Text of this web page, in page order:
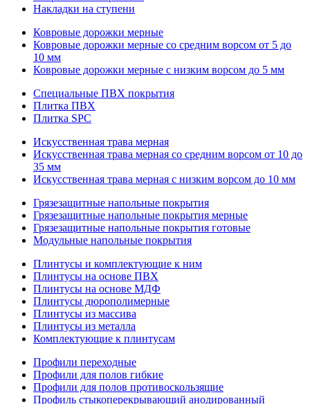
Накладки на ступени
Ковровые дорожки мерные
Ковровые дорожки мерные со средним ворсом от 5 до
10 мм
Ковровые дорожки мерные с низким ворсом до 5 мм
Специальные ПВХ покрытия
Плитка ПВХ
Плитка SPC
Искуccтвенная трава мерная
Искусственная трава мерная со средним ворсом от 10 до
35 мм
Искусственная трава мерная с низким ворсом до 10 мм
Грязезащитные напольные покрытия
Грязезащитные напольные покрытия мерные
Грязезащитные напольные покрытия готовые
Модульные напольные покрытия
Плинтусы и комплектующие к ним
Плинтусы на основе ПВХ
Плинтусы на основе МДФ
Плинтусы дюрополимерные
Плинтусы из массива
Плинтусы из металла
Комплектующие к плинтусам
Профили переходные
Профили для полов гибкие
Профили для полов противоскользящие
Профиль стыкоперекрывающий анодированный